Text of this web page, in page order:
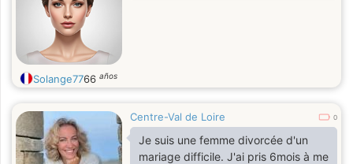
Solange7766 años
Centre-Val de Loire 0
Je suis une femme divorcée d'un
mariage difficile. J'ai pris 6mois à me